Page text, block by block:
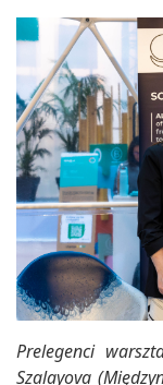
Prelegenci
Szalayova